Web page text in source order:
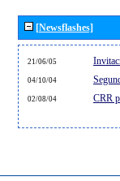
[Newsflashes]
21/06/05
04/10/04
02/08/04 CRR